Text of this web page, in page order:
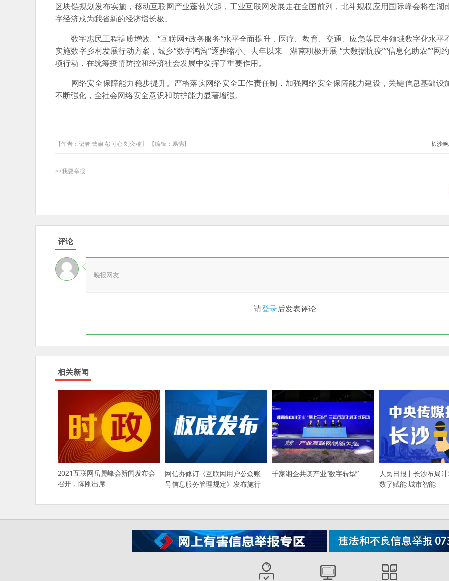
区块链规划发布实施，移动互联网产业蓬勃兴起，工业互联网发展走在全国前列，北斗规模应用国际峰会将在湖
字经济成为我省新的经济增长极。
数字惠民工程提质增效。“互联网+政务服务”水平全面提升，医疗、教育、交通、应急等民生领域数字化水平
实施数字乡村发展行动方案，城乡“数字鸿沟”逐步缩小。去年以来，湖南积极开展 “大数据抗疫”“信息化助农”“网
项行动，在统筹疫情防控和经济社会发展中发挥了重要作用。
网络安全保障能力稳步提升。严格落实网络安全工作责任制，加强网络安全保障能力建设，关键信息基础设
不断强化，全社会网络安全意识和防护能力显著增强。
【作者：记者 曹娴 彭可心 刘奕楠】 【编辑：易隽】 长沙
>>我要举报
评论
晚报网友
请登录后发表评论
相关新闻
2021互联网岳麓峰会新闻发布会
召开，陈刚出席
网信办修订《互联网用户公众账
号信息服务管理规定》发布施行
千家湘企共谋产业“数字转型”
人民日报丨长沙布局计
数字赋能 城市智能